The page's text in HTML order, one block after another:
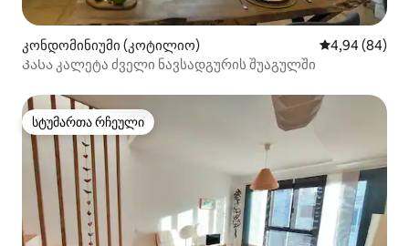
კონდომინიუმი (კოტილიო) საშუალო
4,94 (84)
Კასა კალეტა ძველი ნავსადგურის შუაგულში
სტუმართა რჩეული
სტუმართა რჩეული